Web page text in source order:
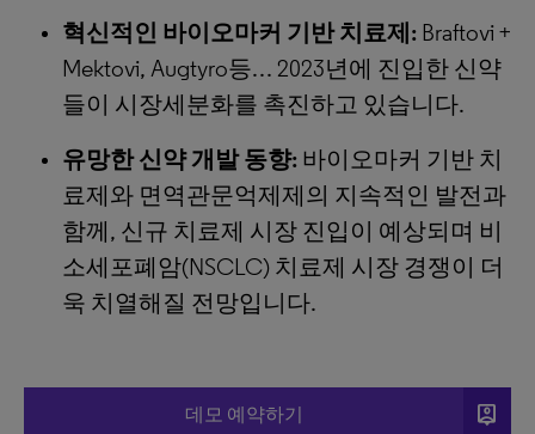
혁신적인 바이오마커 기반 치료제: Braftovi +
Mektovi, Augtyro등… 2023년에 진입한 신약
들이 시장세분화를 촉진하고 있습니다.
유망한 신약 개발 동향: 바이오마커 기반 치
료제와 면역관문억제제의 지속적인 발전과
함께, 신규 치료제 시장 진입이 예상되며 비
소세포폐암(NSCLC) 치료제 시장 경쟁이 더
욱 치열해질 전망입니다.
데모 예약하기 person_pin